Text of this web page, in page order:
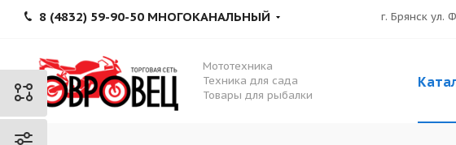
8 (4832) 59-90-50 МНОГОКАНАЛЬНЫЙ г. Брянск ул.
Мототехника
Техника для сада
Товары для рыбалки